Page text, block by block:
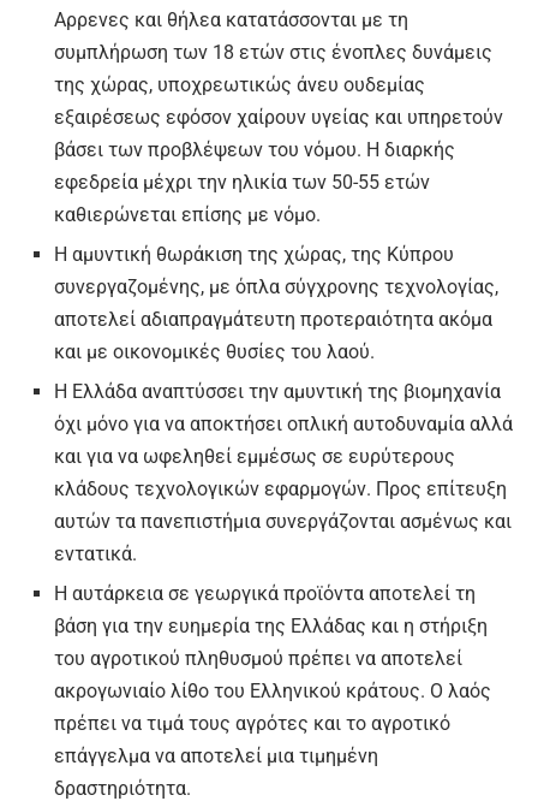
Αρρενες και θήλεα κατατάσσονται με τη
συμπλήρωση των 18 ετών στις ένοπλες δυνάμεις
της χώρας, υποχρεωτικώς άνευ ουδεμίας
εξαιρέσεως εφόσον χαίρουν υγείας και υπηρετούν
βάσει των προβλέψεων του νόμου. Η διαρκής
εφεδρεία μέχρι την ηλικία των 50-55 ετών
καθιερώνεται επίσης με νόμο.
Η αμυντική θωράκιση της χώρας, της Κύπρου
συνεργαζομένης, με όπλα σύγχρονης τεχνολογίας,
αποτελεί αδιαπραγμάτευτη προτεραιότητα ακόμα
και με οικονομικές θυσίες του λαού.
Η Ελλάδα αναπτύσσει την αμυντική της βιομηχανία
όχι μόνο για να αποκτήσει οπλική αυτοδυναμία αλλά
και για να ωφεληθεί εμμέσως σε ευρύτερους
κλάδους τεχνολογικών εφαρμογών. Προς επίτευξη
αυτών τα πανεπιστήμια συνεργάζονται ασμένως και
εντατικά.
Η αυτάρκεια σε γεωργικά προϊόντα αποτελεί τη
βάση για την ευημερία της Ελλάδας και η στήριξη
του αγροτικού πληθυσμού πρέπει να αποτελεί
ακρογωνιαίο λίθο του Ελληνικού κράτους. Ο λαός
πρέπει να τιμά τους αγρότες και το αγροτικό
επάγγελμα να αποτελεί μια τιμημένη
δραστηριότητα.